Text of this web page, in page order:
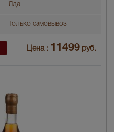
Лда
Только самовывоз
Цена : 11499 руб.